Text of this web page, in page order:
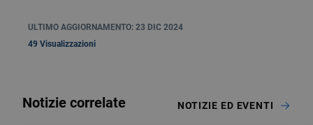
ULTIMO AGGIORNAMENTO: 23 DIC 2024
49 Visualizzazioni
Notizie correlate NOTIZIE ED EVENTI